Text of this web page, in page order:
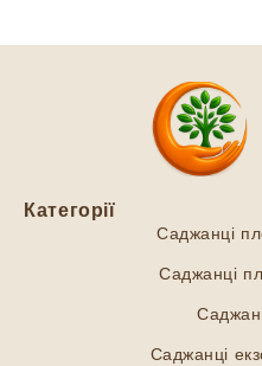
Категорії
Саджанці
Саджанці
Саджанці